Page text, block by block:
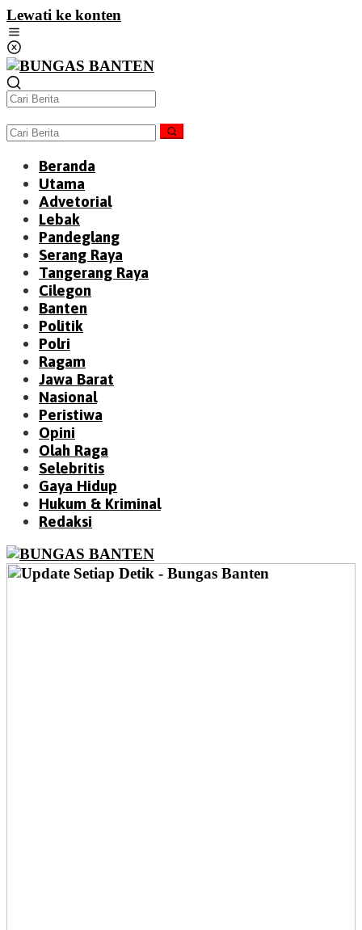
Lewati ke konten
Beranda
Utama
Advetorial
Lebak
Pandeglang
Serang Raya
Tangerang Raya
Cilegon
Banten
Politik
Polri
Ragam
Jawa Barat
Nasional
Peristiwa
Opini
Olah Raga
Selebritis
Gaya Hidup
Hukum & Kriminal
Redaksi